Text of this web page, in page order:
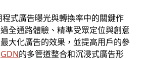
式廣告曝光與轉換率中的關鍵作
全通路體驗、精準受眾定位與創意
大化廣告的效果，並提高用戶的參
GDN的多管道整合和沉浸式廣告形